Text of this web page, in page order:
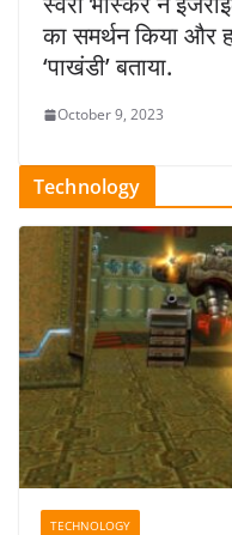
का समर्थन किया और
‘पाखंडी’ बताया.
October 9, 2023
Technology
TECHNOLOGY